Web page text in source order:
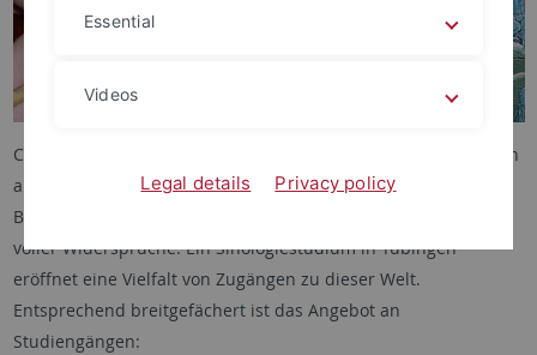
China – das ist der Zauber einer großen Kultur, die Faszination
am Zusammenprall von Tradition und Hyper-Moderne, die
Begegnung mit einer wundersamen Welt bunter Vielfalt und
voller Widersprüche. Ein Sinologiestudium in Tübingen
eröffnet eine Vielfalt von Zugängen zu dieser Welt.
Entsprechend breitgefächert ist das Angebot an
Studiengängen:
Essential
Videos
Legal details Privacy policy